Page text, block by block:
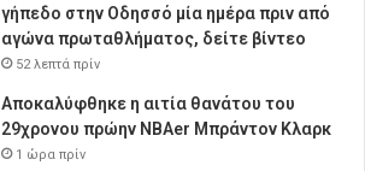
γήπεδο στην Οδησσό μία ημέρα πριν από
αγώνα πρωταθλήματος, δείτε βίντεο
52 λεπτά πρίν
Αποκαλύφθηκε η αιτία θανάτου του
29χρονου πρώην NBAer Μπράντον Κλαρκ
1 ώρα πρίν